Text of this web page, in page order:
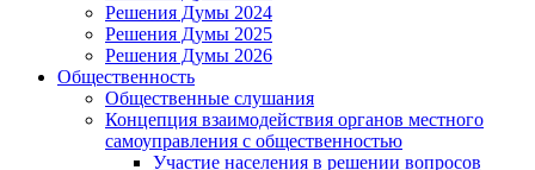
Решения Думы 2024
Решения Думы 2025
Решения Думы 2026
Общественность
Общественные слушания
Концепция взаимодействия органов местного
самоуправления с общественностью
Участие населения в решении вопросов